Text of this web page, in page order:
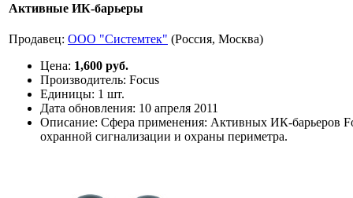
Активные ИК-барьеры
Продавец: ООО "Системтек" (Россия, Москва)
Цена: 1,600 руб.
Производитель: Focus
Единицы: 1 шт.
Дата обновления: 10 апреля 2011
Описание: Сфера применения: Активных ИК-барьеров
охранной сигнализации и охраны периметра.